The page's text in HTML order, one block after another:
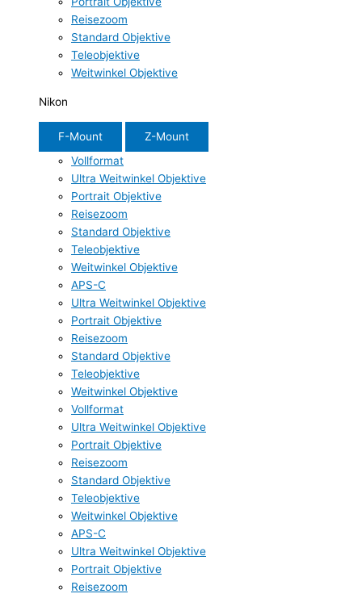
Reisezoom
Standard Objektive
Teleobjektive
Weitwinkel Objektive
Nikon
F-Mount
Z-Mount
Vollformat
Ultra Weitwinkel Objektive
Portrait Objektive
Reisezoom
Standard Objektive
Teleobjektive
Weitwinkel Objektive
APS-C
Ultra Weitwinkel Objektive
Portrait Objektive
Reisezoom
Standard Objektive
Teleobjektive
Weitwinkel Objektive
Vollformat
Ultra Weitwinkel Objektive
Portrait Objektive
Reisezoom
Standard Objektive
Teleobjektive
Weitwinkel Objektive
APS-C
Ultra Weitwinkel Objektive
Portrait Objektive
Reisezoom